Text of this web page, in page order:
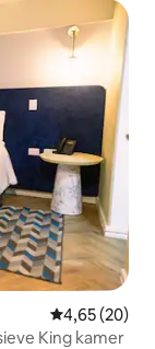
Gemiddelde
4,65 (20)
King kamer